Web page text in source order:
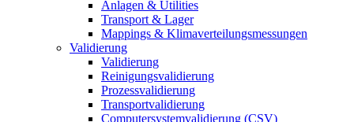
Anlagen & Utilities
Transport & Lager
Mappings & Klimaverteilungsmessungen
Validierung
Validierung
Reinigungsvalidierung
Prozessvalidierung
Transportvalidierung
Computersystemvalidierung (CSV)